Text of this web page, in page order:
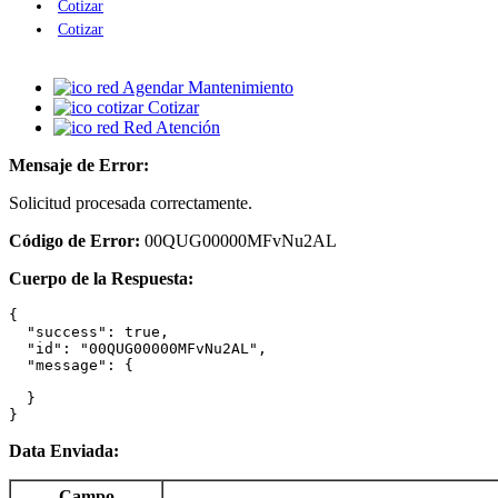
Cotizar
Cotizar
Agendar Mantenimiento
Cotizar
Red Atención
Mensaje de Error:
Solicitud procesada correctamente.
Código de Error: 00QUG00000MFvNu2AL
Cuerpo de la Respuesta:
{
  "success": true,
  "id": "00QUG00000MFvNu2AL",
  "message": {
  }
}
Data Enviada: